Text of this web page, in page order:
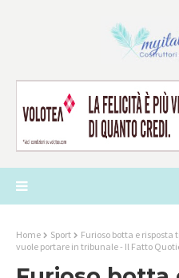
Home Sport
Furioso botta e risposta
vuole portare in tribunale - Il Fatto